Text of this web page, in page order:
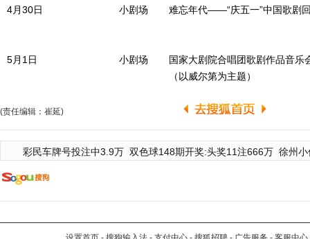
4月30日 小剧场 难忘年代——“庆五一”中国歌剧
5月1日 小剧场
国家大剧院合唱团歌剧作品音乐
（以威尔第为主题）
(责任编辑：崔延)
彩民车牌号投注中3.9万 双色球148期开奖:头奖11注666万 徐州